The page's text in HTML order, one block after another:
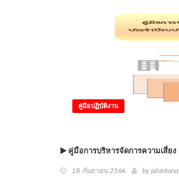
คู่มือปฏิบัติงาน
คู่มือการบริหารจัดการความเสี่ยง
18 กันยายน 2566 by pilantana